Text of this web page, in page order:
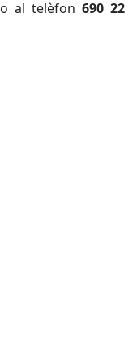
o al telèfon 690 22